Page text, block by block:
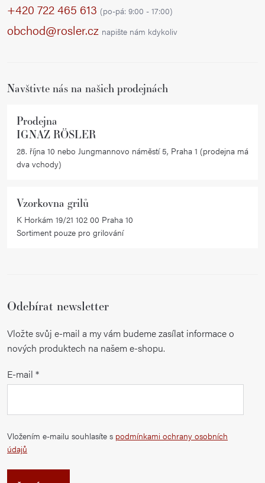
+420 722 465 613 (po-pá: 9:00 - 17:00)
obchod@rosler.cz napište nám kdykoliv
Navštivte nás na našich prodejnách
Prodejna
IGNAZ RÖSLER
28. října 10 nebo Jungmannovo náměstí 5, Praha 1 (prodejna má
dva vchody)
Vzorkovna grilů
K Horkám 19/21 102 00 Praha 10
Sortiment pouze pro grilování
Odebírat newsletter
Vložte svůj e-mail a my vám budeme zasílat informace o
nových produktech na našem e-shopu.
E-mail
Vložením e-mailu souhlasíte s podmínkami ochrany osobních
údajů